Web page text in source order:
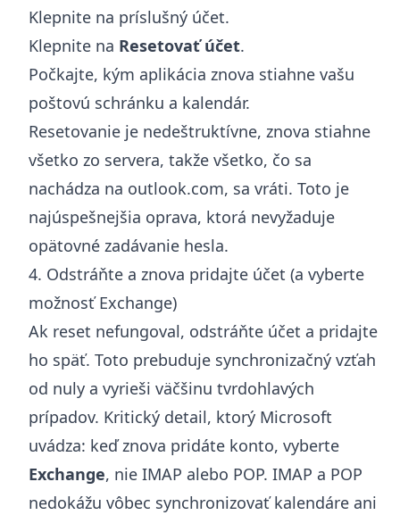
Klepnite na príslušný účet.
Klepnite na Resetovať účet.
Počkajte, kým aplikácia znova stiahne vašu
poštovú schránku a kalendár.
Resetovanie je nedeštruktívne, znova stiahne
všetko zo servera, takže všetko, čo sa
nachádza na outlook.com, sa vráti. Toto je
najúspešnejšia oprava, ktorá nevyžaduje
opätovné zadávanie hesla.
4. Odstráňte a znova pridajte účet (a vyberte
možnosť Exchange)
Ak reset nefungoval, odstráňte účet a pridajte
ho späť. Toto prebuduje synchronizačný vzťah
od nuly a vyrieši väčšinu tvrdohlavých
prípadov. Kritický detail, ktorý Microsoft
uvádza: keď znova pridáte konto, vyberte
Exchange, nie IMAP alebo POP. IMAP a POP
nedokážu vôbec synchronizovať kalendáre ani